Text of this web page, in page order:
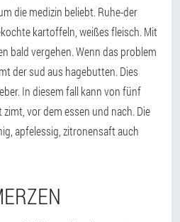
die medizin beliebt. Ruhe-der
kartoffeln, weißes fleisch. Mit
bald vergehen. Wenn das problem
der sud aus hagebutten. Dies
In diesem fall kann von fünf
vor dem essen und nach. Die
apfelessig, zitronensaft auch